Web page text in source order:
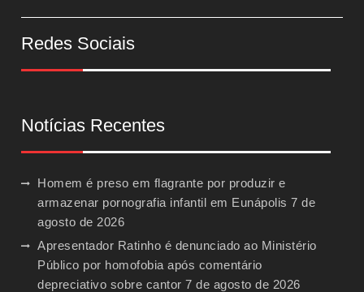
Redes Sociais
Notícias Recentes
Homem é preso em flagrante por produzir e
armazenar pornografia infantil em Eunápolis 7 de
agosto de 2026
Apresentador Ratinho é denunciado ao Ministério
Público por homofobia após comentário
depreciativo sobre cantor 7 de agosto de 2026